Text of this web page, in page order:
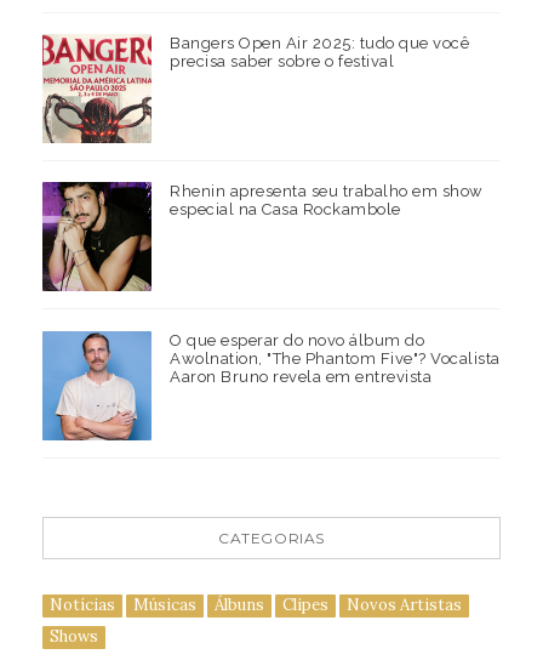
Bangers Open Air 2025: tudo que você
precisa saber sobre o festival
Rhenin apresenta seu trabalho em show
especial na Casa Rockambole
O que esperar do novo álbum do
Awolnation, "The Phantom Five"? Vocalista
Aaron Bruno revela em entrevista
CATEGORIAS
Notícias Músicas Álbuns Clipes
Novos Artistas
Shows